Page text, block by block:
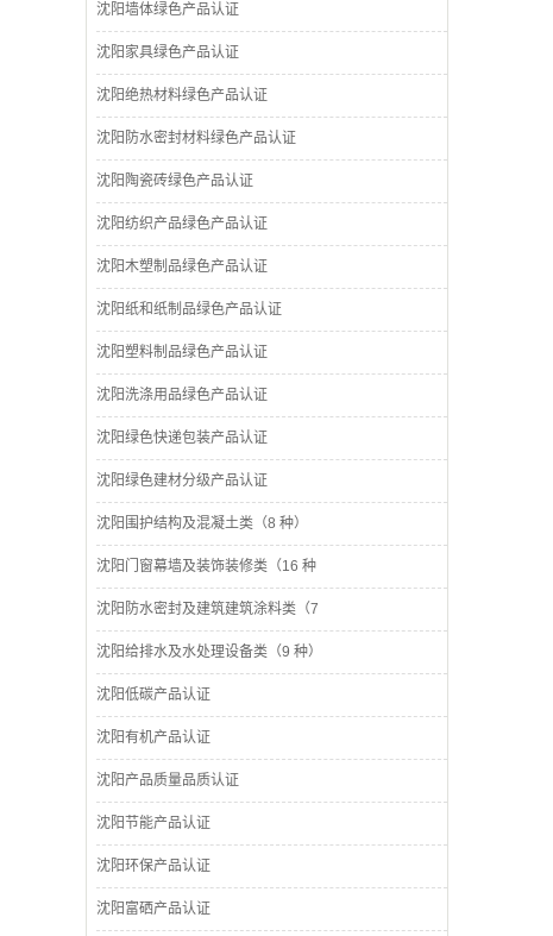
沈阳墙体绿色产品认证
沈阳家具绿色产品认证
沈阳绝热材料绿色产品认证
沈阳防水密封材料绿色产品认证
沈阳陶瓷砖绿色产品认证
沈阳纺织产品绿色产品认证
沈阳木塑制品绿色产品认证
沈阳纸和纸制品绿色产品认证
沈阳塑料制品绿色产品认证
沈阳洗涤用品绿色产品认证
沈阳绿色快递包装产品认证
沈阳绿色建材分级产品认证
沈阳围护结构及混凝土类（8 种）
沈阳门窗幕墙及装饰装修类（16 种
沈阳防水密封及建筑建筑涂料类（7
沈阳给排水及水处理设备类（9 种）
沈阳低碳产品认证
沈阳有机产品认证
沈阳产品质量品质认证
沈阳节能产品认证
沈阳环保产品认证
沈阳富硒产品认证